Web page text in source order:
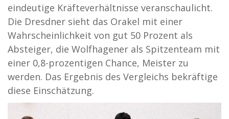
eindeutige Kräfteverhältnisse veranschaulicht.
Die Dresdner sieht das Orakel mit einer
Wahrscheinlichkeit von gut 50 Prozent als
Absteiger, die Wolfhagener als Spitzenteam mit
einer 0,8-prozentigen Chance, Meister zu
werden. Das Ergebnis des Vergleichs bekräftige
diese Einschätzung.